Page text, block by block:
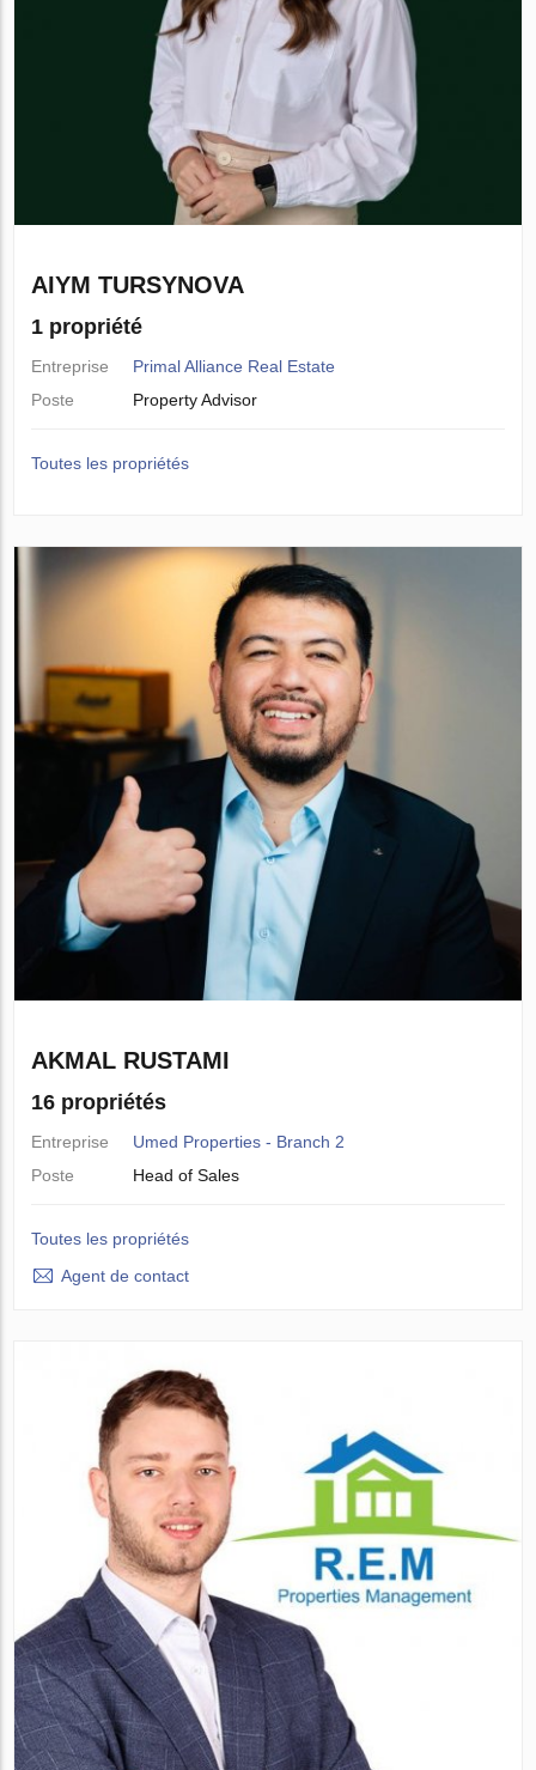
AIYM TURSYNOVA
1 propriété
Entreprise
Primal Alliance Real Estate
Poste
Property Advisor
Toutes les propriétés
AKMAL RUSTAMI
16 propriétés
Entreprise
Umed Properties - Branch 2
Poste
Head of Sales
Toutes les propriétés
Agent de contact